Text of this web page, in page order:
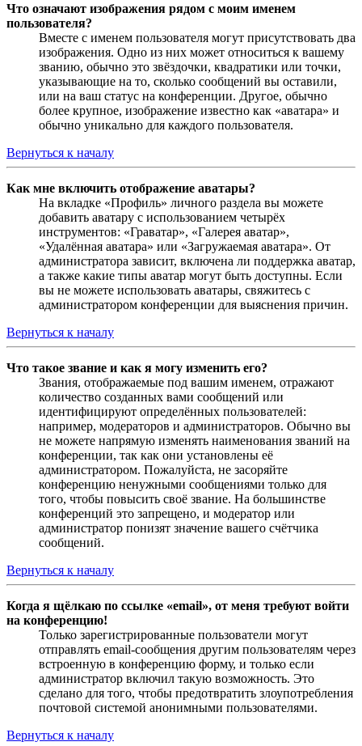
Что означают изображения рядом с моим именем
пользователя?
Вместе с именем пользователя могут присутствовать два
изображения. Одно из них может относиться к вашему
званию, обычно это звёздочки, квадратики или точки,
указывающие на то, сколько сообщений вы оставили,
или на ваш статус на конференции. Другое, обычно
более крупное, изображение известно как «аватара» и
обычно уникально для каждого пользователя.
Вернуться к началу
Как мне включить отображение аватары?
На вкладке «Профиль» личного раздела вы можете
добавить аватару с использованием четырёх
инструментов: «Граватар», «Галерея аватар»,
«Удалённая аватара» или «Загружаемая аватара». От
администратора зависит, включена ли поддержка аватар,
а также какие типы аватар могут быть доступны. Если
вы не можете использовать аватары, свяжитесь с
администратором конференции для выяснения причин.
Вернуться к началу
Что такое звание и как я могу изменить его?
Звания, отображаемые под вашим именем, отражают
количество созданных вами сообщений или
идентифицируют определённых пользователей:
например, модераторов и администраторов. Обычно вы
не можете напрямую изменять наименования званий на
конференции, так как они установлены её
администратором. Пожалуйста, не засоряйте
конференцию ненужными сообщениями только для
того, чтобы повысить своё звание. На большинстве
конференций это запрещено, и модератор или
администратор понизят значение вашего счётчика
сообщений.
Вернуться к началу
Когда я щёлкаю по ссылке «email», от меня требуют войти
на конференцию!
Только зарегистрированные пользователи могут
отправлять email-сообщения другим пользователям через
встроенную в конференцию форму, и только если
администратор включил такую возможность. Это
сделано для того, чтобы предотвратить злоупотребления
почтовой системой анонимными пользователями.
Вернуться к началу